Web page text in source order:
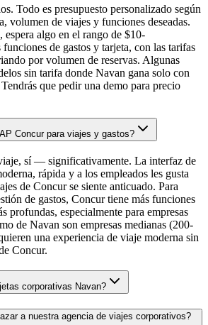
Todo es presupuesto personalizado según
volumen de viajes y funciones deseadas.
espera algo en el rango de $10-
funciones de gastos y tarjeta, con las tarifas
por volumen de reservas. Algunas
sin tarifa donde Navan gana solo con
que pedir una demo para precio
Concur para viajes y gastos?
sí — significativamente. La interfaz de
rápida y a los empleados les gusta
de Concur se siente anticuado. Para
de gastos, Concur tiene más funciones
profundas, especialmente para empresas
de Navan son empresas medianas (200-
una experiencia de viaje moderna sin
Concur.
corporativas Navan?
a nuestra agencia de viajes corporativos?